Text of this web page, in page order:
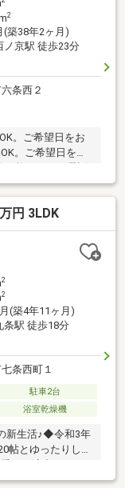
2
(築38年2ヶ月)
ノ京駅 徒歩23分
条西２
。ご希望日をお
。ご希望日をお
30日まで現況販
る予定です。【お
欠陥や・腐食、
年間保証・シロア
額など、お客様の
の方でもお気軽に
円 3LDK
2
2
(築4年11ヶ月)
条駅 徒歩18分
条西町１
駐車2台
浴室乾燥機
新生活♪◆令和3年
帖とゆったりして
車は2台可能(車種